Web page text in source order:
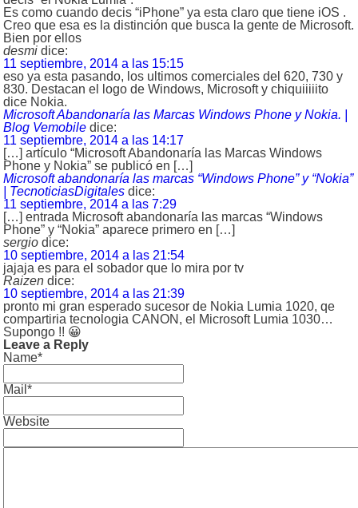
Es como cuando decis “iPhone” ya esta claro que tiene iOS .
Creo que esa es la distinción que busca la gente de Microsoft.
Bien por ellos
desmi dice:
11 septiembre, 2014 a las 15:15
eso ya esta pasando, los ultimos comerciales del 620, 730 y
830. Destacan el logo de Windows, Microsoft y chiquiiiiito
dice Nokia.
Microsoft Abandonaría las Marcas Windows Phone y Nokia. |
Blog Vemobile dice:
11 septiembre, 2014 a las 14:17
[…] artículo “Microsoft Abandonaría las Marcas Windows
Phone y Nokia” se publicó en […]
Microsoft abandonaría las marcas “Windows Phone” y “Nokia”
| TecnoticiasDigitales dice:
11 septiembre, 2014 a las 7:29
[…] entrada Microsoft abandonaría las marcas “Windows
Phone” y “Nokia” aparece primero en […]
sergio dice:
10 septiembre, 2014 a las 21:54
jajaja es para el sobador que lo mira por tv
Raizen dice:
10 septiembre, 2014 a las 21:39
pronto mi gran esperado sucesor de Nokia Lumia 1020, qe
compartiria tecnologia CANON, el Microsoft Lumia 1030…
Supongo !! 😀
Leave a Reply
Name*
Mail*
Website